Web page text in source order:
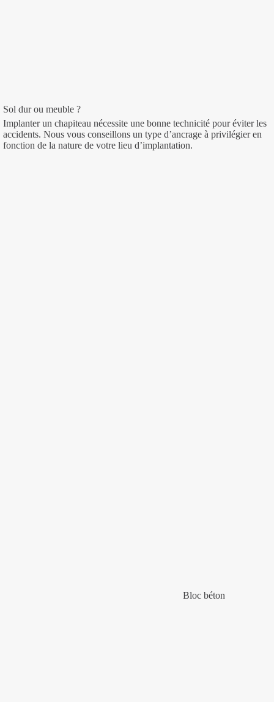
Sol dur ou meuble ?
Implanter un chapiteau nécessite une bonne technicité pour éviter les
accidents. Nous vous conseillons un type d’ancrage à privilégier en
fonction de la nature de votre lieu d’implantation.
Bloc béton